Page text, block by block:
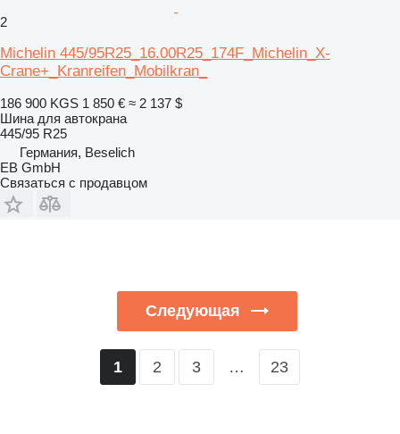
2
Michelin 445/95R25_16.00R25_174F_Michelin_X-
Crane+_Kranreifen_Mobilkran_
186 900 KGS 1 850 € ≈ 2 137 $
Шина для автокрана
445/95 R25
Германия, Beselich
EB GmbH
Связаться с продавцом
Следующая
1 2 3 … 23